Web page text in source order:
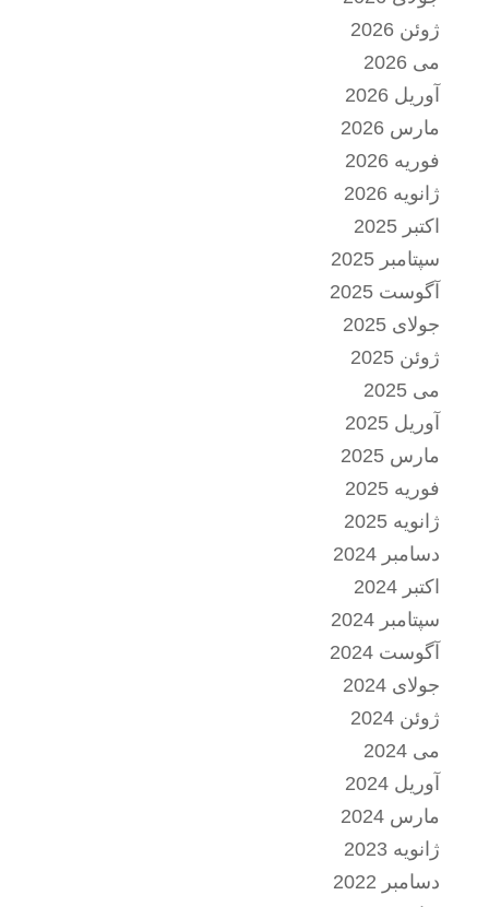
ژوئن 2026
می 2026
آوریل 2026
مارس 2026
فوریه 2026
ژانویه 2026
اکتبر 2025
سپتامبر 2025
آگوست 2025
جولای 2025
ژوئن 2025
می 2025
آوریل 2025
مارس 2025
فوریه 2025
ژانویه 2025
دسامبر 2024
اکتبر 2024
سپتامبر 2024
آگوست 2024
جولای 2024
ژوئن 2024
می 2024
آوریل 2024
مارس 2024
ژانویه 2023
دسامبر 2022